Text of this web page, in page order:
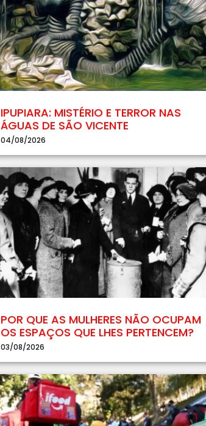
IPUPIARA: MISTÉRIO E TERROR NAS
ÁGUAS DE SÃO VICENTE
04/08/2026
POR QUE AS MULHERES NÃO OCUPAM
OS ESPAÇOS QUE LHES PERTENCEM?
03/08/2026